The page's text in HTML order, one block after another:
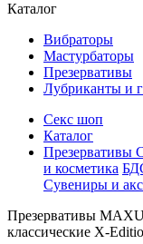
Каталог
Вибраторы
Мастурбаторы
Презервативы
Лубриканты и
Секс шоп
Каталог
Презервативы
и косметика
Сувениры и
Презервативы
классические X-